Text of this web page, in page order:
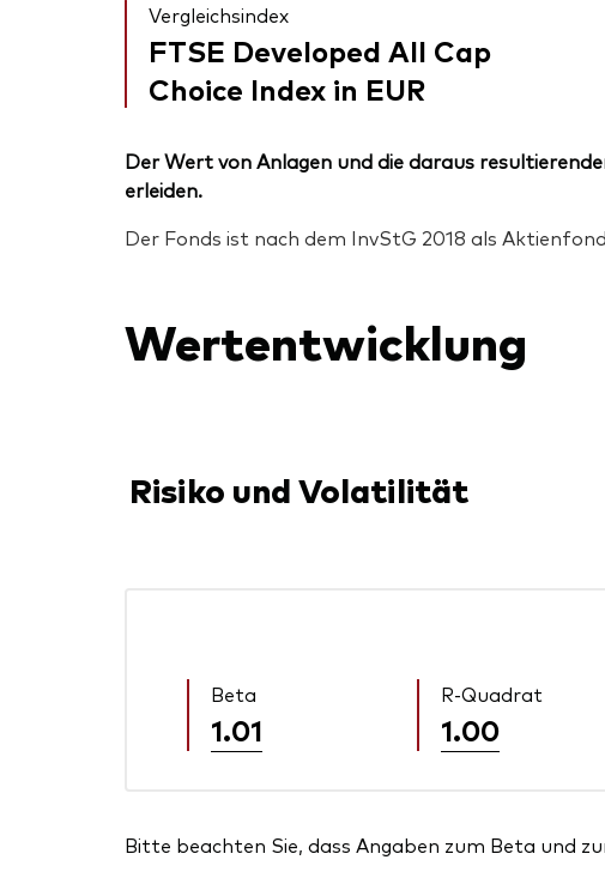
Vergleichsindex
FTSE Developed All Cap
Choice Index in EUR
Der Wert von Anlagen und die daraus
erleiden.
Der Fonds ist nach dem InvStG 2018 als
Wertentwicklung
Risiko und Volatilität
Beta
1.01
R-Quadrat
1.00
Bitte beachten Sie, dass Angaben zum Beta und